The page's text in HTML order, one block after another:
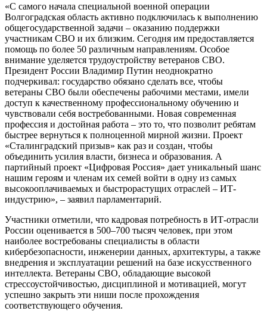
«С самого начала специальной военной операции
Волгоградская область активно подключилась к выполнению
общегосударственной задачи – оказанию поддержки
участникам СВО и их близким. Сегодня им предоставляется
помощь по более 50 различным направлениям. Особое
внимание уделяется трудоустройству ветеранов СВО.
Президент России Владимир Путин неоднократно
подчеркивал: государство обязано сделать все, чтобы
ветераны СВО были обеспечены рабочими местами, имели
доступ к качественному профессиональному обучению и
чувствовали себя востребованными. Новая современная
профессия и достойная работа – это то, что позволит ребятам
быстрее вернуться к полноценной мирной жизни. Проект
«Сталинградский призыв» как раз и создан, чтобы
объединить усилия власти, бизнеса и образования. А
партийный проект «Цифровая Россия» дает уникальный шанс
нашим героям и членам их семей войти в одну из самых
высокооплачиваемых и быстрорастущих отраслей – ИТ-
индустрию», – заявил парламентарий.
Участники отметили, что кадровая потребность в ИТ-отрасли
России оценивается в 500–700 тысяч человек, при этом
наиболее востребованы специалисты в области
кибербезопасности, инженерии данных, архитектуры, а также
внедрения и эксплуатации решений на базе искусственного
интеллекта. Ветераны СВО, обладающие высокой
стрессоустойчивостью, дисциплиной и мотивацией, могут
успешно закрыть эти ниши после прохождения
соответствующего обучения.